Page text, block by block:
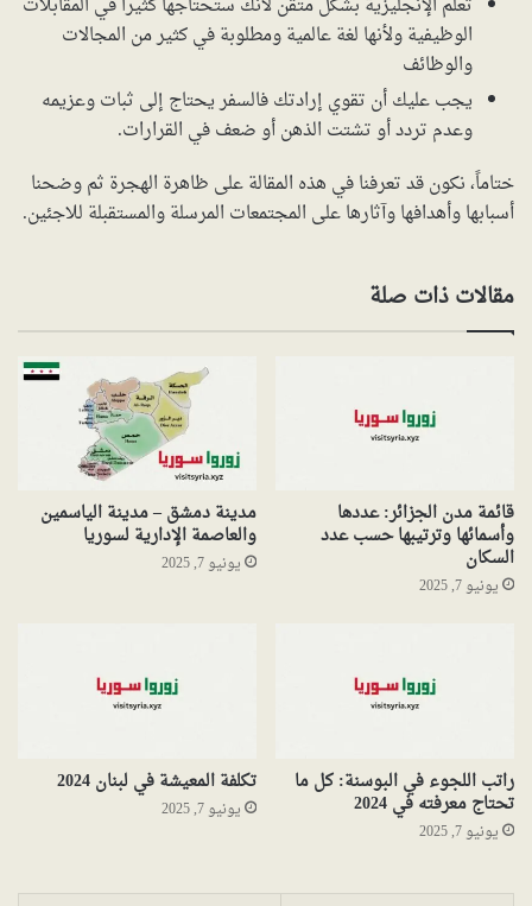
الوظيفية ولأنها لغة عالمية ومطلوبة في كثير من المجالات
والوظائف
يجب عليك أن تقوي إرادتك فالسفر يحتاج إلى ثبات وعزيمه
وعدم تردد أو تشتت الذهن أو ضعف في القرارات.
ختاماً، نكون قد تعرفنا في هذه المقالة على ظاهرة الهجرة ثم وضحنا
أسبابها وأهدافها وآثارها على المجتمعات المرسلة والمستقبلة للاجئين.
مقالات ذات صلة
قائمة مدن الجزائر: عددها
وأسمائها وترتيبها حسب عدد
السكان
يونيو 7, 2025
مدينة دمشق – مدينة الياسمين
والعاصمة الإدارية لسوريا
يونيو 7, 2025
راتب اللجوء في البوسنة: كل ما
تحتاج معرفته في 2024
يونيو 7, 2025
تكلفة المعيشة في لبنان 2024
يونيو 7, 2025